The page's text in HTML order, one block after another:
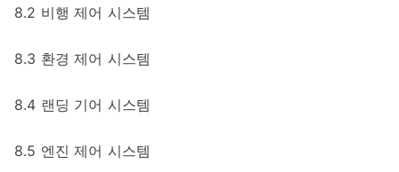
8.2 비행 제어 시스템
8.3 환경 제어 시스템
8.4 랜딩 기어 시스템
8.5 엔진 제어 시스템